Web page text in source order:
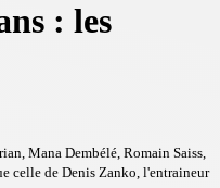
: les
Mana Dembélé, Romain Saiss,
celle de Denis Zanko, l'entraineur